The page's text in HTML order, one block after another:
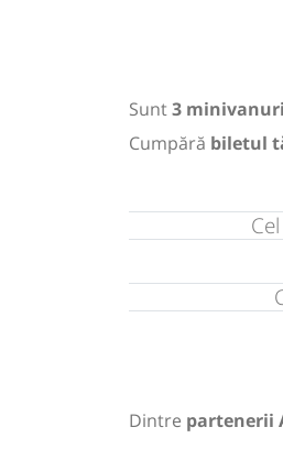
Sunt3
Cumpără biletul
Dintre partenerii